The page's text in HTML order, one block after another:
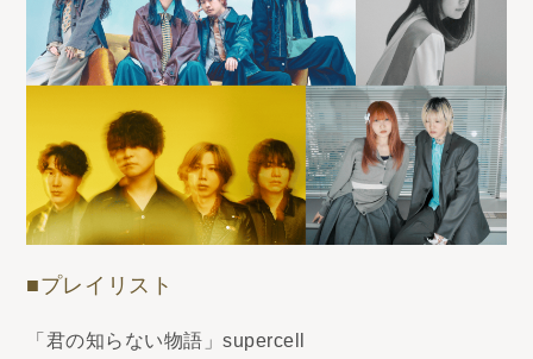
■プレイリスト
「君の知らない物語」supercell